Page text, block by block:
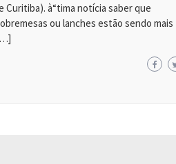
Curitiba). à“tima notícia saber que
ou lanches estão sendo mais